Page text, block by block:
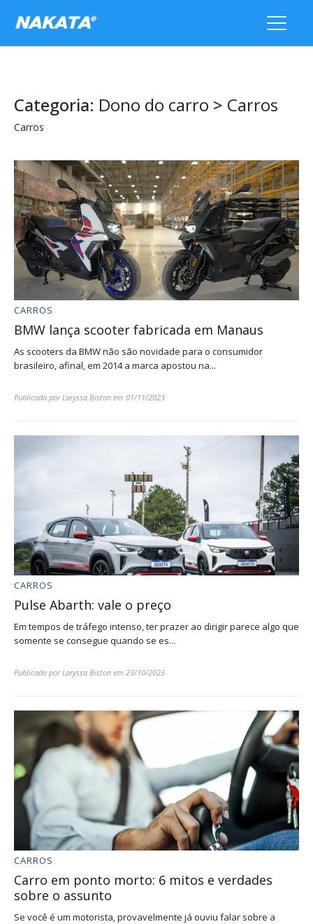
Categoria: Dono do carro > Carros
Carros
CARROS
BMW lança scooter fabricada em Manaus
As scooters da BMW não são novidade para o consumidor
brasileiro, afinal, em 2014 a marca apostou na...
Publicado porLaryssa Biston em 01/11/2023
CARROS
Pulse Abarth: vale o preço
Em tempos de tráfego intenso, ter prazer ao dirigir parece algo que
somente se consegue quando se es...
Publicado porLaryssa Biston em 23/10/2023
CARROS
Carro em ponto morto: 6 mitos e verdades
sobre o assunto
Se você é um motorista, provavelmente já ouviu falar sobre a